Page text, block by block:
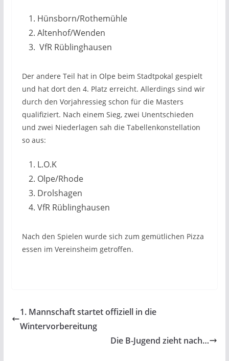
Hünsborn/Rothemühle
Altenhof/Wenden
VfR Rüblinghausen
Der andere Teil hat in Olpe beim Stadtpokal gespielt
und hat dort den 4. Platz erreicht. Allerdings sind wir
durch den Vorjahressieg schon für die Masters
qualifiziert. Nach einem Sieg, zwei Unentschieden
und zwei Niederlagen sah die Tabellenkonstellation
so aus:
L.O.K
Olpe/Rhode
Drolshagen
VfR Rüblinghausen
Nach den Spielen wurde sich zum gemütlichen Pizza
essen im Vereinsheim getroffen.
1. Mannschaft startet offiziell in die
Wintervorbereitung
Die B-Jugend zieht nach…